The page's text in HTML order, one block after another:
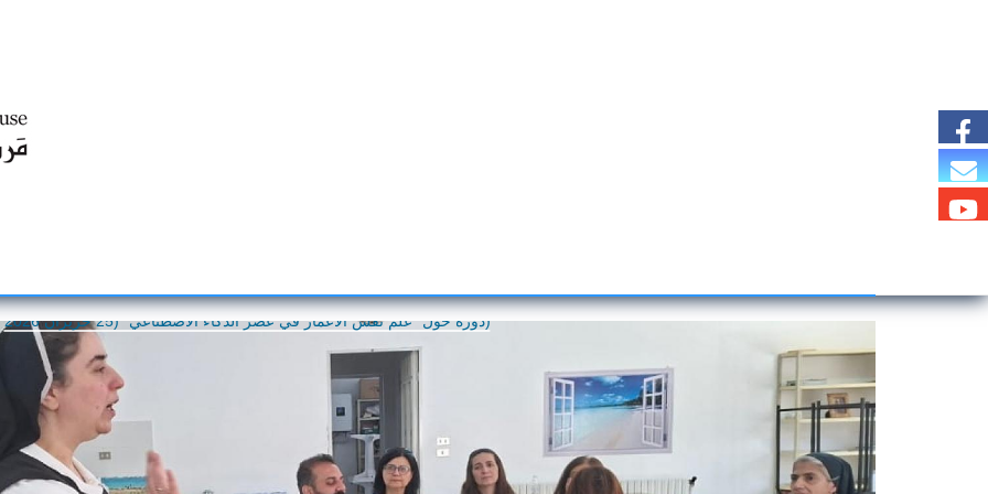
دورة حول "علم نفس الأعمار في عصر الذكاء الاصطناعي" (25 حزيران 2026)